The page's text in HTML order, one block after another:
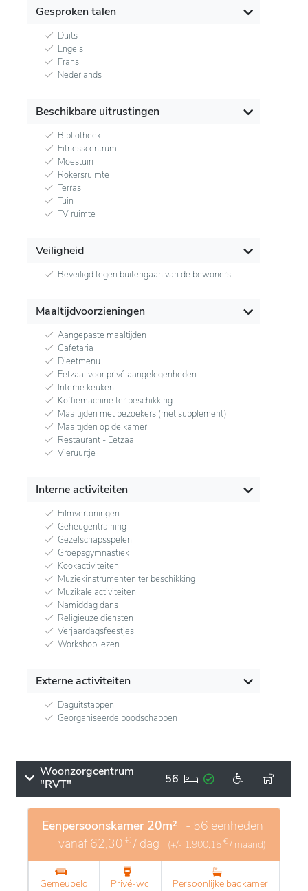
Gesproken talen
Duits
Engels
Frans
Nederlands
Beschikbare uitrustingen
Bibliotheek
Fitnesscentrum
Moestuin
Rokersruimte
Terras
Tuin
TV ruimte
Veiligheid
Beveiligd tegen buitengaan van de bewoners
Maaltijdvoorzieningen
Aangepaste maaltijden
Cafetaria
Dieetmenu
Eetzaal voor privé aangelegenheden
Interne keuken
Koffiemachine ter beschikking
Maaltijden met bezoekers (met supplement)
Maaltijden op de kamer
Restaurant - Eetzaal
Vieruurtje
Interne activiteiten
Filmvertoningen
Geheugentraining
Gezelschapsspelen
Groepsgymnastiek
Kookactiviteiten
Muziekinstrumenten ter beschikking
Muzikale activiteiten
Namiddag dans
Religieuze diensten
Verjaardagsfeestjes
Workshop lezen
Externe activiteiten
Daguitstappen
Georganiseerde boodschappen
Woonzorgcentrum
"RVT"
56
Eenpersoonskamer 20m² - 56 eenheden
vanaf62,30 € / dag (+/- 1.900,15 € / maand)
Gemeubeld Privé-wc Persoonlijke badkamer